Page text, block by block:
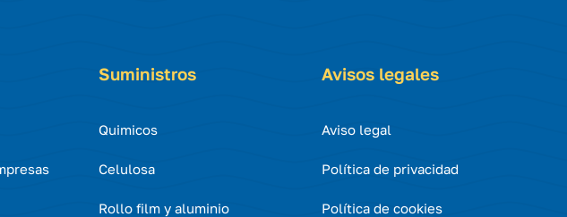
Suministros
Quimicos
Celulosa
Rollo film y aluminio
Avisos legales
Aviso legal
Política de privacidad
Política de cookies